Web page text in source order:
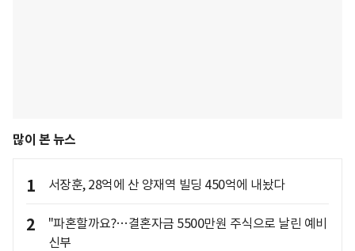
많이 본 뉴스
1 서장훈, 28억에 산 양재역 빌딩 450억에 내놨다
2
"파혼할까요?…결혼자금 5500만원 주식으로 날린 예비
신부